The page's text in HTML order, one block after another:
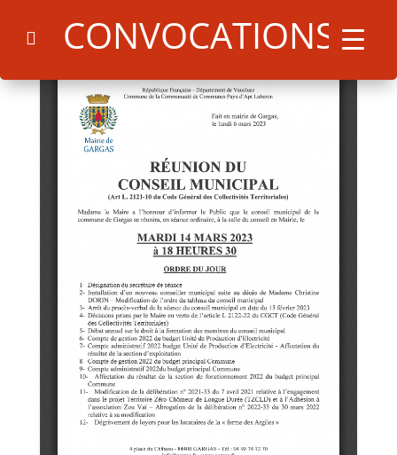
Search
for:
Search Button
CONVOCATIONS